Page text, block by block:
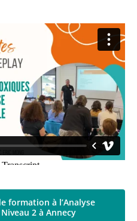
formation à l’Analyse
2 à Annecy